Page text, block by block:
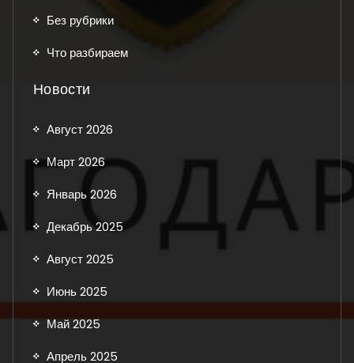
Без рубрики
Что разбираем
Новости
Август 2026
Март 2026
Январь 2026
Декабрь 2025
Август 2025
Июнь 2025
Май 2025
Апрель 2025